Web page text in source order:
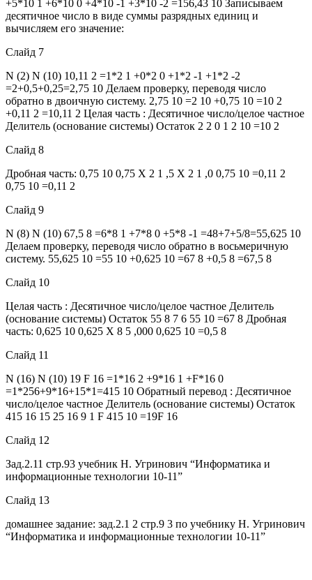
+5*10 1 +6*10 0 +4*10 -1 +3*10 -2 =156,43 10 Записываем
десятичное число в виде суммы разрядных единиц и
вычисляем его значение:
Слайд 7
N (2) N (10) 10,11 2 =1*2 1 +0*2 0 +1*2 -1 +1*2 -2
=2+0,5+0,25=2,75 10 Делаем проверку, переводя число
обратно в двоичную систему. 2,75 10 =2 10 +0,75 10 =10 2
+0,11 2 =10,11 2 Целая часть : Десятичное число/целое частное
Делитель (основание системы) Остаток 2 2 0 1 2 10 =10 2
Слайд 8
Дробная часть: 0,75 10 0,75 X 2 1 ,5 X 2 1 ,0 0,75 10 =0,11 2
0,75 10 =0,11 2
Слайд 9
N (8) N (10) 67,5 8 =6*8 1 +7*8 0 +5*8 -1 =48+7+5/8=55,625 10
Делаем проверку, переводя число обратно в восьмеричную
систему. 55,625 10 =55 10 +0,625 10 =67 8 +0,5 8 =67,5 8
Слайд 10
Целая часть : Десятичное число/целое частное Делитель
(основание системы) Остаток 55 8 7 6 55 10 =67 8 Дробная
часть: 0,625 10 0,625 X 8 5 ,000 0,625 10 =0,5 8
Слайд 11
N (16) N (10) 19 F 16 =1*16 2 +9*16 1 +F*16 0
=1*256+9*16+15*1=415 10 Обратный перевод : Десятичное
число/целое частное Делитель (основание системы) Остаток
415 16 15 25 16 9 1 F 415 10 =19F 16
Слайд 12
Зад.2.11 стр.93 учебник Н. Угринович “Информатика и
информационные технологии 10-11”
Слайд 13
домашнее задание: зад.2.1 2 стр.9 3 по учебнику Н. Угринович
“Информатика и информационные технологии 10-11”